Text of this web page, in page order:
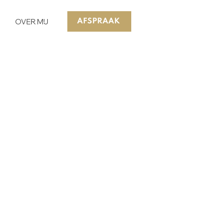
OVER MIJ AFSPRAAK